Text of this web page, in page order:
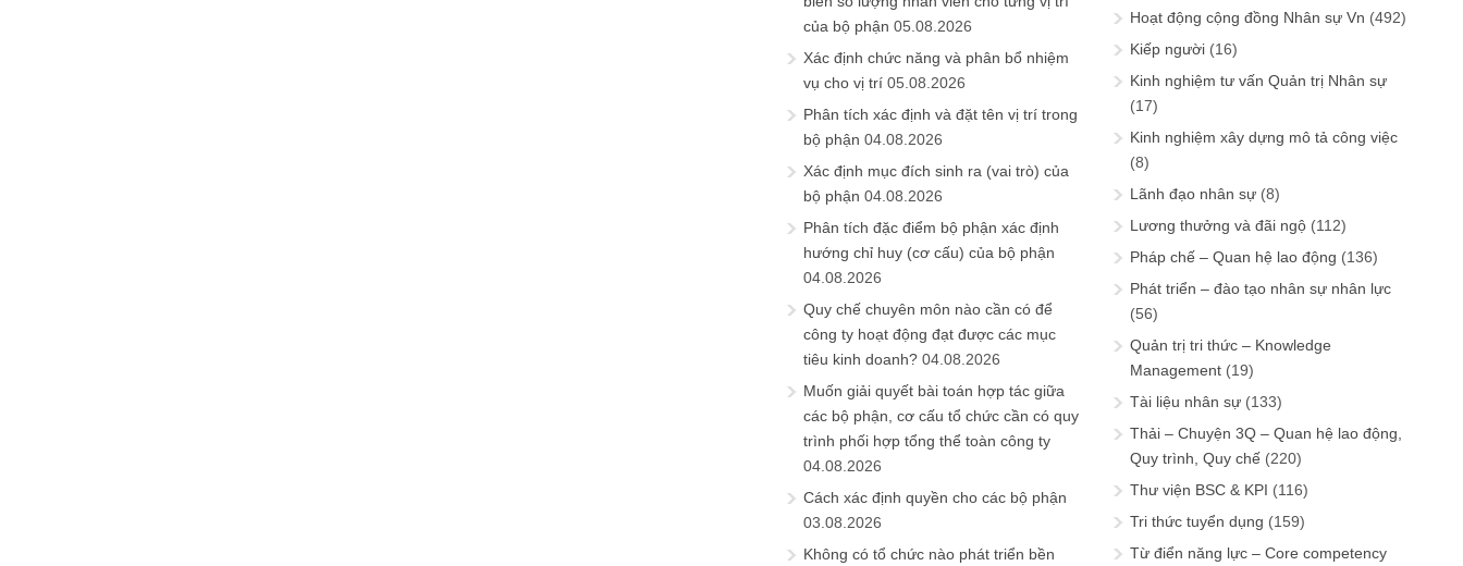
của bộ phận 05.08.2026
Xác định chức năng và phân bổ nhiệm
vụ cho vị trí 05.08.2026
Phân tích xác định và đặt tên vị trí trong
bộ phận 04.08.2026
Xác định mục đích sinh ra (vai trò) của
bộ phận 04.08.2026
Phân tích đặc điểm bộ phận xác định
hướng chỉ huy (cơ cấu) của bộ phận
04.08.2026
Quy chế chuyên môn nào cần có để
công ty hoạt động đạt được các mục
tiêu kinh doanh? 04.08.2026
Muốn giải quyết bài toán hợp tác giữa
các bộ phận, cơ cấu tổ chức cần có quy
trình phối hợp tổng thể toàn công ty
04.08.2026
Cách xác định quyền cho các bộ phận
03.08.2026
Không có tổ chức nào phát triển bền
Hoạt động cộng đồng Nhân sự Vn (492)
Kiếp người (16)
Kinh nghiệm tư vấn Quản trị Nhân sự
(17)
Kinh nghiệm xây dựng mô tả công việc
(8)
Lãnh đạo nhân sự (8)
Lương thưởng và đãi ngộ (112)
Pháp chế – Quan hệ lao động (136)
Phát triển – đào tạo nhân sự nhân lực
(56)
Quản trị tri thức – Knowledge
Management (19)
Tài liệu nhân sự (133)
Thải – Chuyện 3Q – Quan hệ lao động,
Quy trình, Quy chế (220)
Thư viện BSC & KPI (116)
Tri thức tuyển dụng (159)
Từ điển năng lực – Core competency